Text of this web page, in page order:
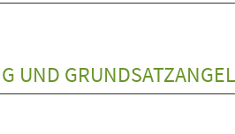
UND